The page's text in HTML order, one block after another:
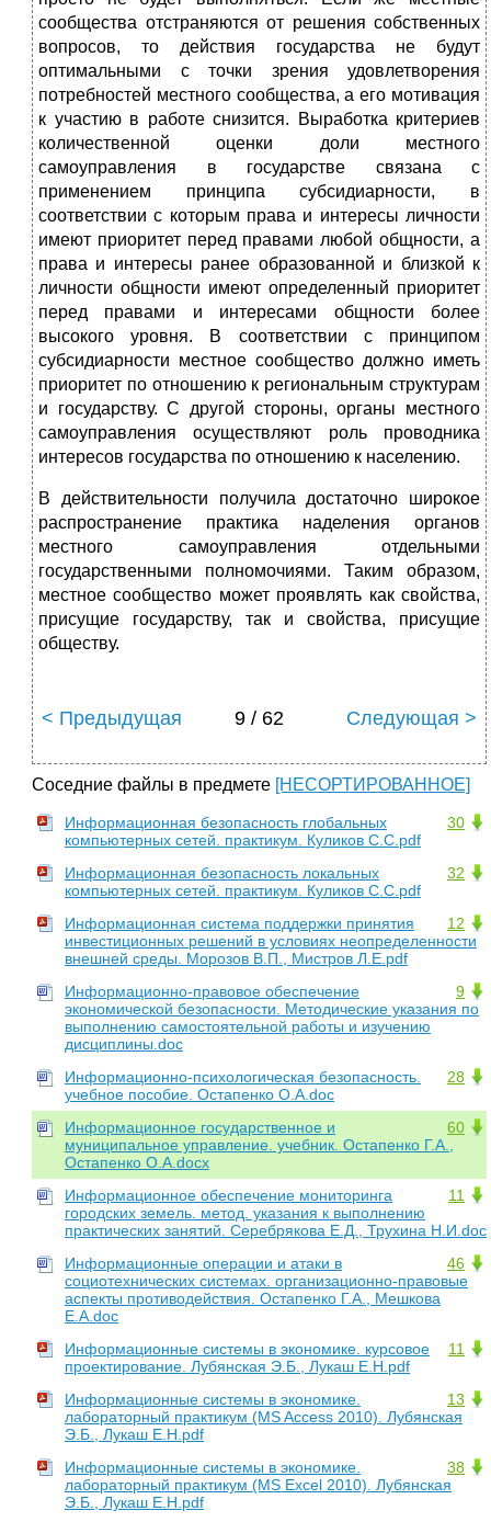
сообщества отстраняются от решения собственных
вопросов, то действия государства не будут
оптимальными с точки зрения удовлетворения
потребностей местного сообщества, а его мотивация
к участию в работе снизится. Выработка критериев
количественной оценки доли местного
самоуправления в государстве связана с
применением принципа субсидиарности, в
соответствии с которым права и интересы личности
имеют приоритет перед правами любой общности, а
права и интересы ранее образованной и близкой к
личности общности имеют определенный приоритет
перед правами и интересами общности более
высокого уровня. В соответствии с принципом
субсидиарности местное сообщество должно иметь
приоритет по отношению к региональным структурам
и государству. С другой стороны, органы местного
самоуправления осуществляют роль проводника
интересов государства по отношению к населению.
В действительности получила достаточно широкое
распространение практика наделения органов
местного самоуправления отдельными
государственными полномочиями. Таким образом,
местное сообщество может проявлять как свойства,
присущие государству, так и свойства, присущие
обществу.
< Предыдущая 9 / 62 Следующая >
Соседние файлы в предмете [НЕСОРТИРОВАННОЕ]
30
Информационная безопасность глобальных
компьютерных сетей. практикум. Куликов С.С.pdf
32
Информационная безопасность локальных
компьютерных сетей. практикум. Куликов С.С.pdf
12
Информационная система поддержки принятия
инвестиционных решений в условиях неопределенности
внешней среды. Морозов В.П., Мистров Л.Е.pdf
9
Информационно-правовое обеспечение
экономической безопасности. Методические указания по
выполнению самостоятельной работы и изучению
дисциплины.doc
28
Информационно-психологическая безопасность.
учебное пособие. Остапенко О.А.doc
60
Информационное государственное и
муниципальное управление. учебник. Остапенко Г.А.,
Остапенко О.А.docx
11
Информационное обеспечение мониторинга
городских земель. метод. указания к выполнению
практических занятий. Серебрякова Е.Д., Трухина Н.И.doc
46
Информационные операции и атаки в
социотехнических системах. организационно-правовые
аспекты противодействия. Остапенко Г.А., Мешкова
Е.А.doc
11
Информационные системы в экономике. курсовое
проектирование. Лубянская Э.Б., Лукаш Е.Н.pdf
13
Информационные системы в экономике.
лабораторный практикум (MS Access 2010). Лубянская
Э.Б., Лукаш Е.Н.pdf
38
Информационные системы в экономике.
лабораторный практикум (MS Excel 2010). Лубянская
Э.Б., Лукаш Е.Н.pdf